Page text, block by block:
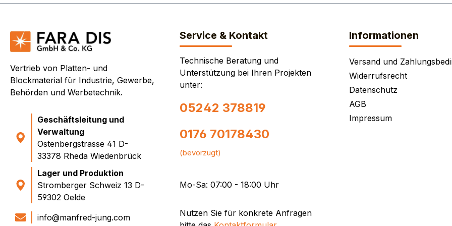
Vertrieb von Platten- und
Blockmaterial für Industrie, Gewerbe,
Behörden und Werbetechnik.
Geschäftsleitung und
Verwaltung
Ostenbergstrasse 41 D-
33378 Rheda Wiedenbrück
Lager und Produktion
Stromberger Schweiz 13 D-
59302 Oelde
info@manfred-jung.com
Service & Kontakt
Technische Beratung und
Unterstützung bei Ihren Projekten
unter:
05242 378819
0176 70178430
(bevorzugt)
Mo-Sa: 07:00 - 18:00 Uhr
Nutzen Sie für konkrete Anfragen
Informationen
Versand und
Widerrufsrecht
Datenschutz
AGB
Impressum